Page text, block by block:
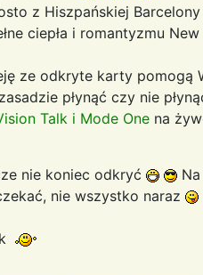
z Hiszpańskiej
ciepła i romantyzmu
ze odkryte karty pomogą
płynąć czy nie
Talk i Mode One na
nie koniec odkryć
nie wszystko naraz